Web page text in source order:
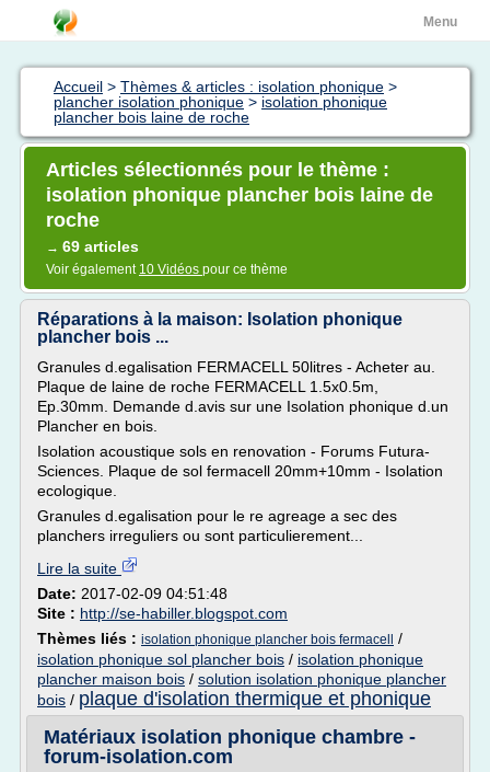
Menu
Accueil > Thèmes & articles : isolation phonique >
plancher isolation phonique > isolation phonique
plancher bois laine de roche
Articles sélectionnés pour le thème :
isolation phonique plancher bois laine de
roche
→ 69 articles
Voir également 10 Vidéos pour ce thème
Réparations à la maison: Isolation phonique
plancher bois ...
Granules d.egalisation FERMACELL 50litres - Acheter au.
Plaque de laine de roche FERMACELL 1.5x0.5m,
Ep.30mm. Demande d.avis sur une Isolation phonique d.un
Plancher en bois.
Isolation acoustique sols en renovation - Forums Futura-
Sciences. Plaque de sol fermacell 20mm+10mm - Isolation
ecologique.
Granules d.egalisation pour le re agreage a sec des
planchers irreguliers ou sont particulierement...
Lire la suite
Date: 2017-02-09 04:51:48
Site : http://se-habiller.blogspot.com
Thèmes liés : isolation phonique plancher bois fermacell
/
isolation phonique sol plancher bois / isolation phonique
plancher maison bois / solution isolation phonique plancher
bois / plaque d'isolation thermique et phonique
Matériaux isolation phonique chambre -
forum-isolation.com